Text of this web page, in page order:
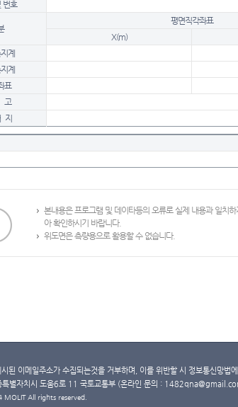
번호
평면직각좌표
X(m)
계
계
표
지
본내용은 프로그램 및 데이타등의 오류로 실제 내용과 일치
아 확인하시기 바랍니다.
위도면은 측량용으로 활용할 수 없습니다.
된 이메일주소가 수집되는것을 거부하며, 이를 위반할 시 정보통신망법
별자치시 도움6로 11 국토교통부 (온라인 문의 :
All rights reserved.